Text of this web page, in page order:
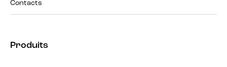
Contacts
Produits